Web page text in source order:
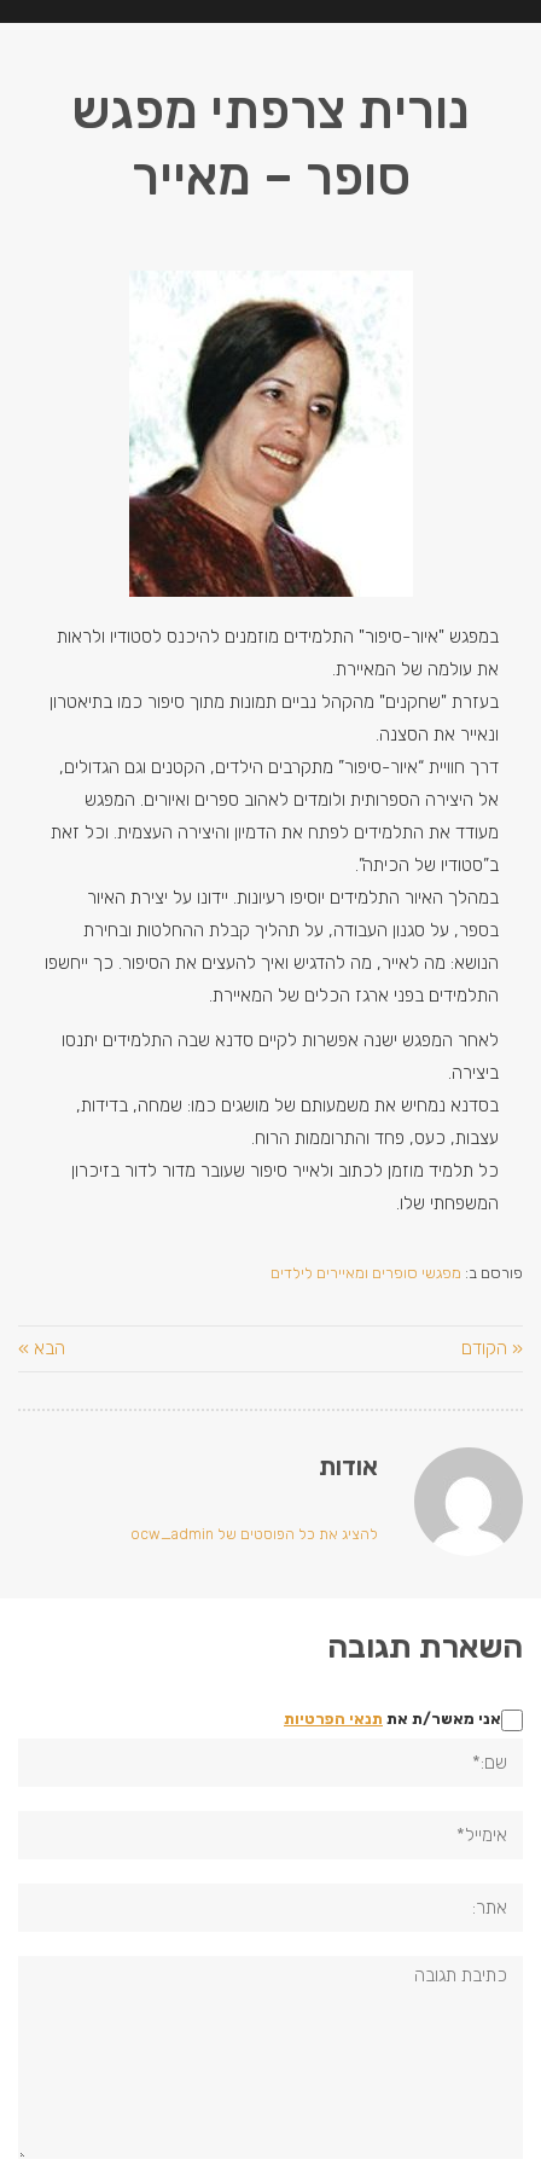
נורית צרפתי מפגש
סופר – מאייר
במפגש "איור-סיפור" התלמידים מוזמנים להיכנס לסטודיו ולראות
את עולמה של המאיירת.
בעזרת "שחקנים" מהקהל נביים תמונות מתוך סיפור כמו בתיאטרון
ונאייר את הסצנה.
דרך חוויית “איור-סיפור” מתקרבים הילדים, הקטנים וגם הגדולים,
אל היצירה הספרותית ולומדים לאהוב ספרים ואיורים. המפגש
מעודד את התלמידים לפתח את הדמיון והיצירה העצמית. וכל זאת
ב”סטודיו של הכיתה”.
במהלך האיור התלמידים יוסיפו רעיונות. יידונו על יצירת האיור
בספר, על סגנון העבודה, על תהליך קבלת ההחלטות ובחירת
הנושא: מה לאייר, מה להדגיש ואיך להעצים את הסיפור. כך ייחשפו
התלמידים בפני ארגז הכלים של המאיירת.
לאחר המפגש ישנה אפשרות לקיים סדנא שבה התלמידים יתנסו
ביצירה.
בסדנא נמחיש את משמעותם של מושגים כמו: שמחה, בדידות,
עצבות, כעס, פחד והתרוממות הרוח.
כל תלמיד מוזמן לכתוב ולאייר סיפור שעובר מדור לדור בזיכרון
המשפחתי שלו.
פורסם ב: מפגשי סופרים ומאיירים לילדים
« הקודם הבא »
אודות
להציג את כל הפוסטים של ocw_admin
השארת תגובה
אני מאשר/ת את תנאי הפרטיות